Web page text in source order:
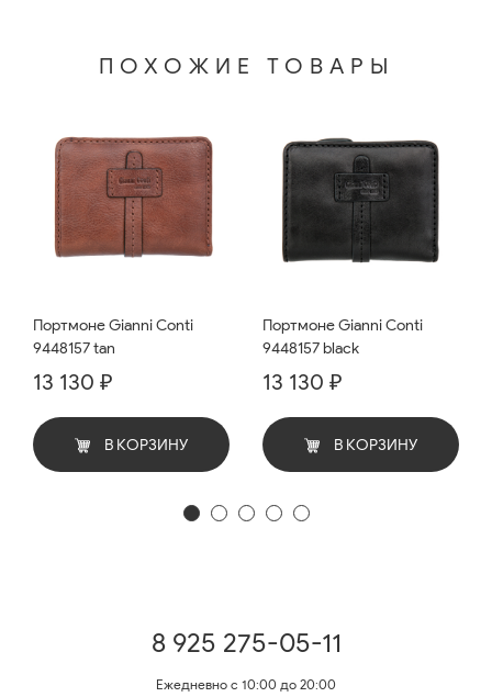
ПОХОЖИЕ ТОВАРЫ
Портмоне Gianni Conti
9448157 tan
13 130 ₽
В КОРЗИНУ
Портмоне Gianni Conti
9448157 black
13 130 ₽
В КОРЗИНУ
8 925 275-05-11
Ежедневно с 10:00 до 20:00